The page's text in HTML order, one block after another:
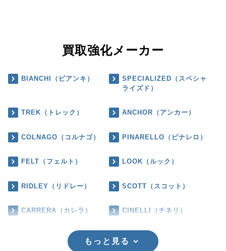
買取強化メーカー
BIANCHI（ビアンキ）
SPECIALIZED（スペシャ
ライズド）
TREK（トレック） ANCHOR（アンカー）
COLNAGO（コルナゴ） PINARELLO（ピナレロ）
FELT（フェルト） LOOK（ルック）
RIDLEY（リドレー） SCOTT（スコット）
CARRERA（カレラ） CINELLI（チネリ）
もっと見る